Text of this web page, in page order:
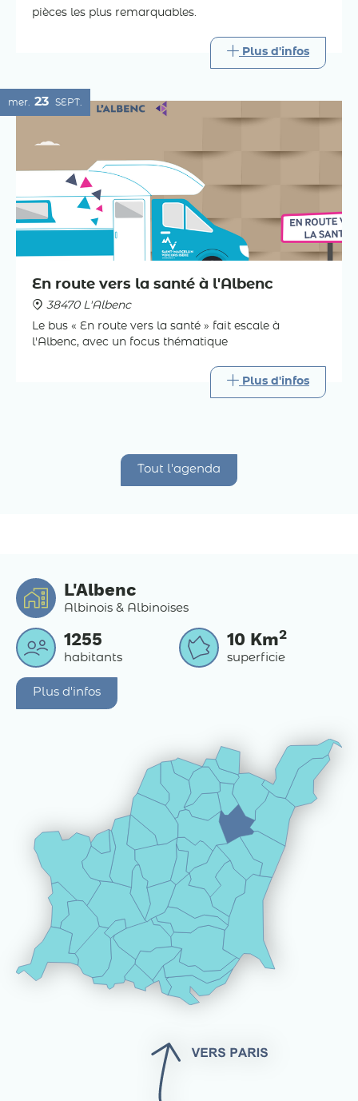
pièces les plus remarquables.
Plus d'infos
mer. 23 SEPT.
En route vers la santé à l'Albenc
38470 L'Albenc
Le bus « En route vers la santé » fait escale à
l'Albenc, avec un focus thématique
Plus d'infos
Tout l'agenda
L'Albenc
Albinois & Albinoises
1255
habitants
10 Km2
superficie
Plus d'infos